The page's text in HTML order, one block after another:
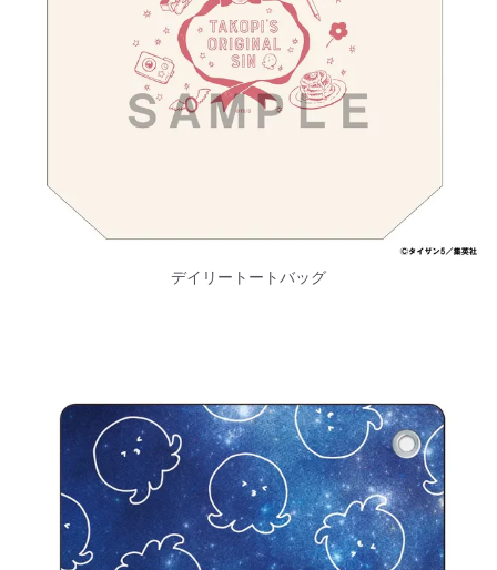
デイリートートバッグ